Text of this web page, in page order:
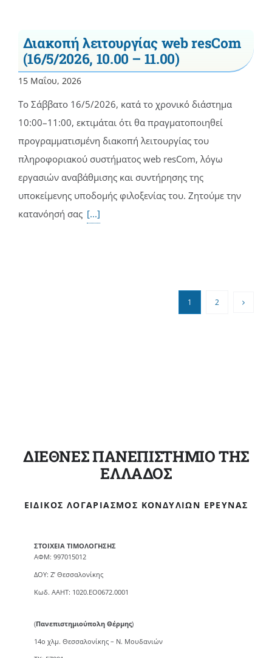
Διακοπή λειτουργίας web resCom
(16/5/2026, 10.00 – 11.00)
15 Μαΐου, 2026
Το Σάββατο 16/5/2026, κατά το χρονικό διάστημα
10:00–11:00, εκτιμάται ότι θα πραγματοποιηθεί
προγραμματισμένη διακοπή λειτουργίας του
πληροφοριακού συστήματος web resCom, λόγω
εργασιών αναβάθμισης και συντήρησης της
υποκείμενης υποδομής φιλοξενίας του. Ζητούμε την
κατανόησή σας [...]
1 2
ΔΙΕΘΝΕΣ ΠΑΝΕΠΙΣΤΗΜΙΟ ΤΗΣ
ΕΛΛΑΔΟΣ
ΕΙΔΙΚΌΣ ΛΟΓΑΡΙΑΣΜΌΣ ΚΟΝΔΥΛΊΩΝ ΈΡΕΥΝΑΣ
ΣΤΟΙΧΕΙΑ ΤΙΜΟΛΟΓΗΣΗΣ
ΑΦΜ: 997015012
ΔΟΥ: Ζ’ Θεσσαλονίκης
Κωδ. ΑΑΗΤ: 1020.ΕΟ0672.0001
(Πανεπιστημιούπολη Θέρμης)
14ο χλμ. Θεσσαλονίκης – Ν. Μουδανιών